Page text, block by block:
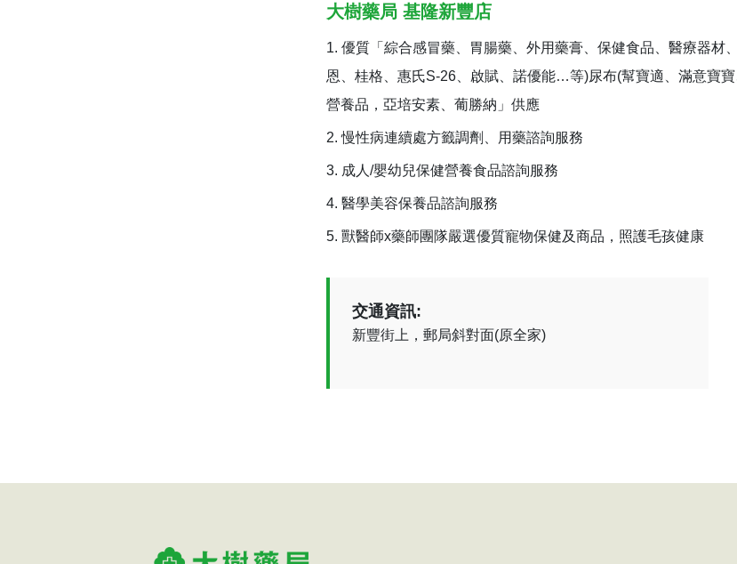
大樹藥局 基隆新豐店
優質「綜合感冒藥、胃腸藥、外用藥膏、保健食品、醫療器材
恩、桂格、惠氏S-26、啟賦、諾優能…等)尿布(幫寶適、滿意寶
營養品，亞培安素、葡勝納」供應
慢性病連續處方籤調劑、用藥諮詢服務
成人/嬰幼兒保健營養食品諮詢服務
醫學美容保養品諮詢服務
獸醫師x藥師團隊嚴選優質寵物保健及商品，照護毛孩健康
交通資訊:
新豐街上，郵局斜對面(原全家)